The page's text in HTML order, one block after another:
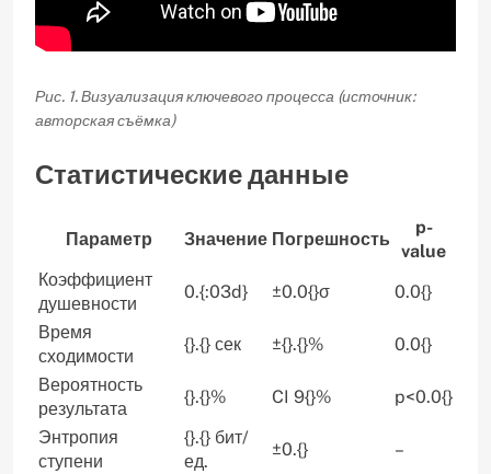
Рис. 1. Визуализация ключевого процесса (источник:
авторская съёмка)
Статистические данные
Параметр Значение Погрешность
p-
value
Коэффициент
душевности
0.{:03d} ±0.0{}σ
0.0{}
Время
сходимости
{}.{} сек ±{}.{}%
0.0{}
Вероятность
результата
{}.{}% CI 9{}%
p<0.0{}
Энтропия
ступени
{}.{} бит/
ед.
±0.{} –